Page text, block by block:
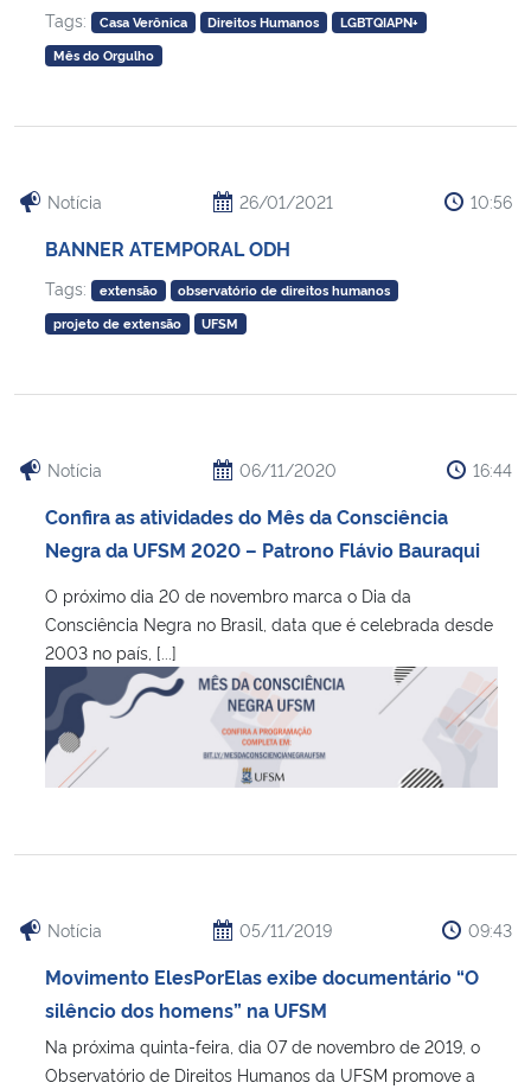
Tags: Casa Verônica Direitos Humanos
LGBTQIAPN+
Mês do Orgulho
Notícia 26/01/2021 10:56
BANNER ATEMPORAL ODH
Tags: extensão
observatório de direitos humanos
projeto de extensão
UFSM
Notícia 06/11/2020 16:44
Confira as atividades do Mês da Consciência
Negra da UFSM 2020 – Patrono Flávio Bauraqui
O próximo dia 20 de novembro marca o Dia da
Consciência Negra no Brasil, data que é celebrada desde
2003 no país, [...]
Notícia 05/11/2019 09:43
Movimento ElesPorElas exibe documentário “O
silêncio dos homens” na UFSM
Na próxima quinta-feira, dia 07 de novembro de 2019, o
Observatório de Direitos Humanos da UFSM promove a